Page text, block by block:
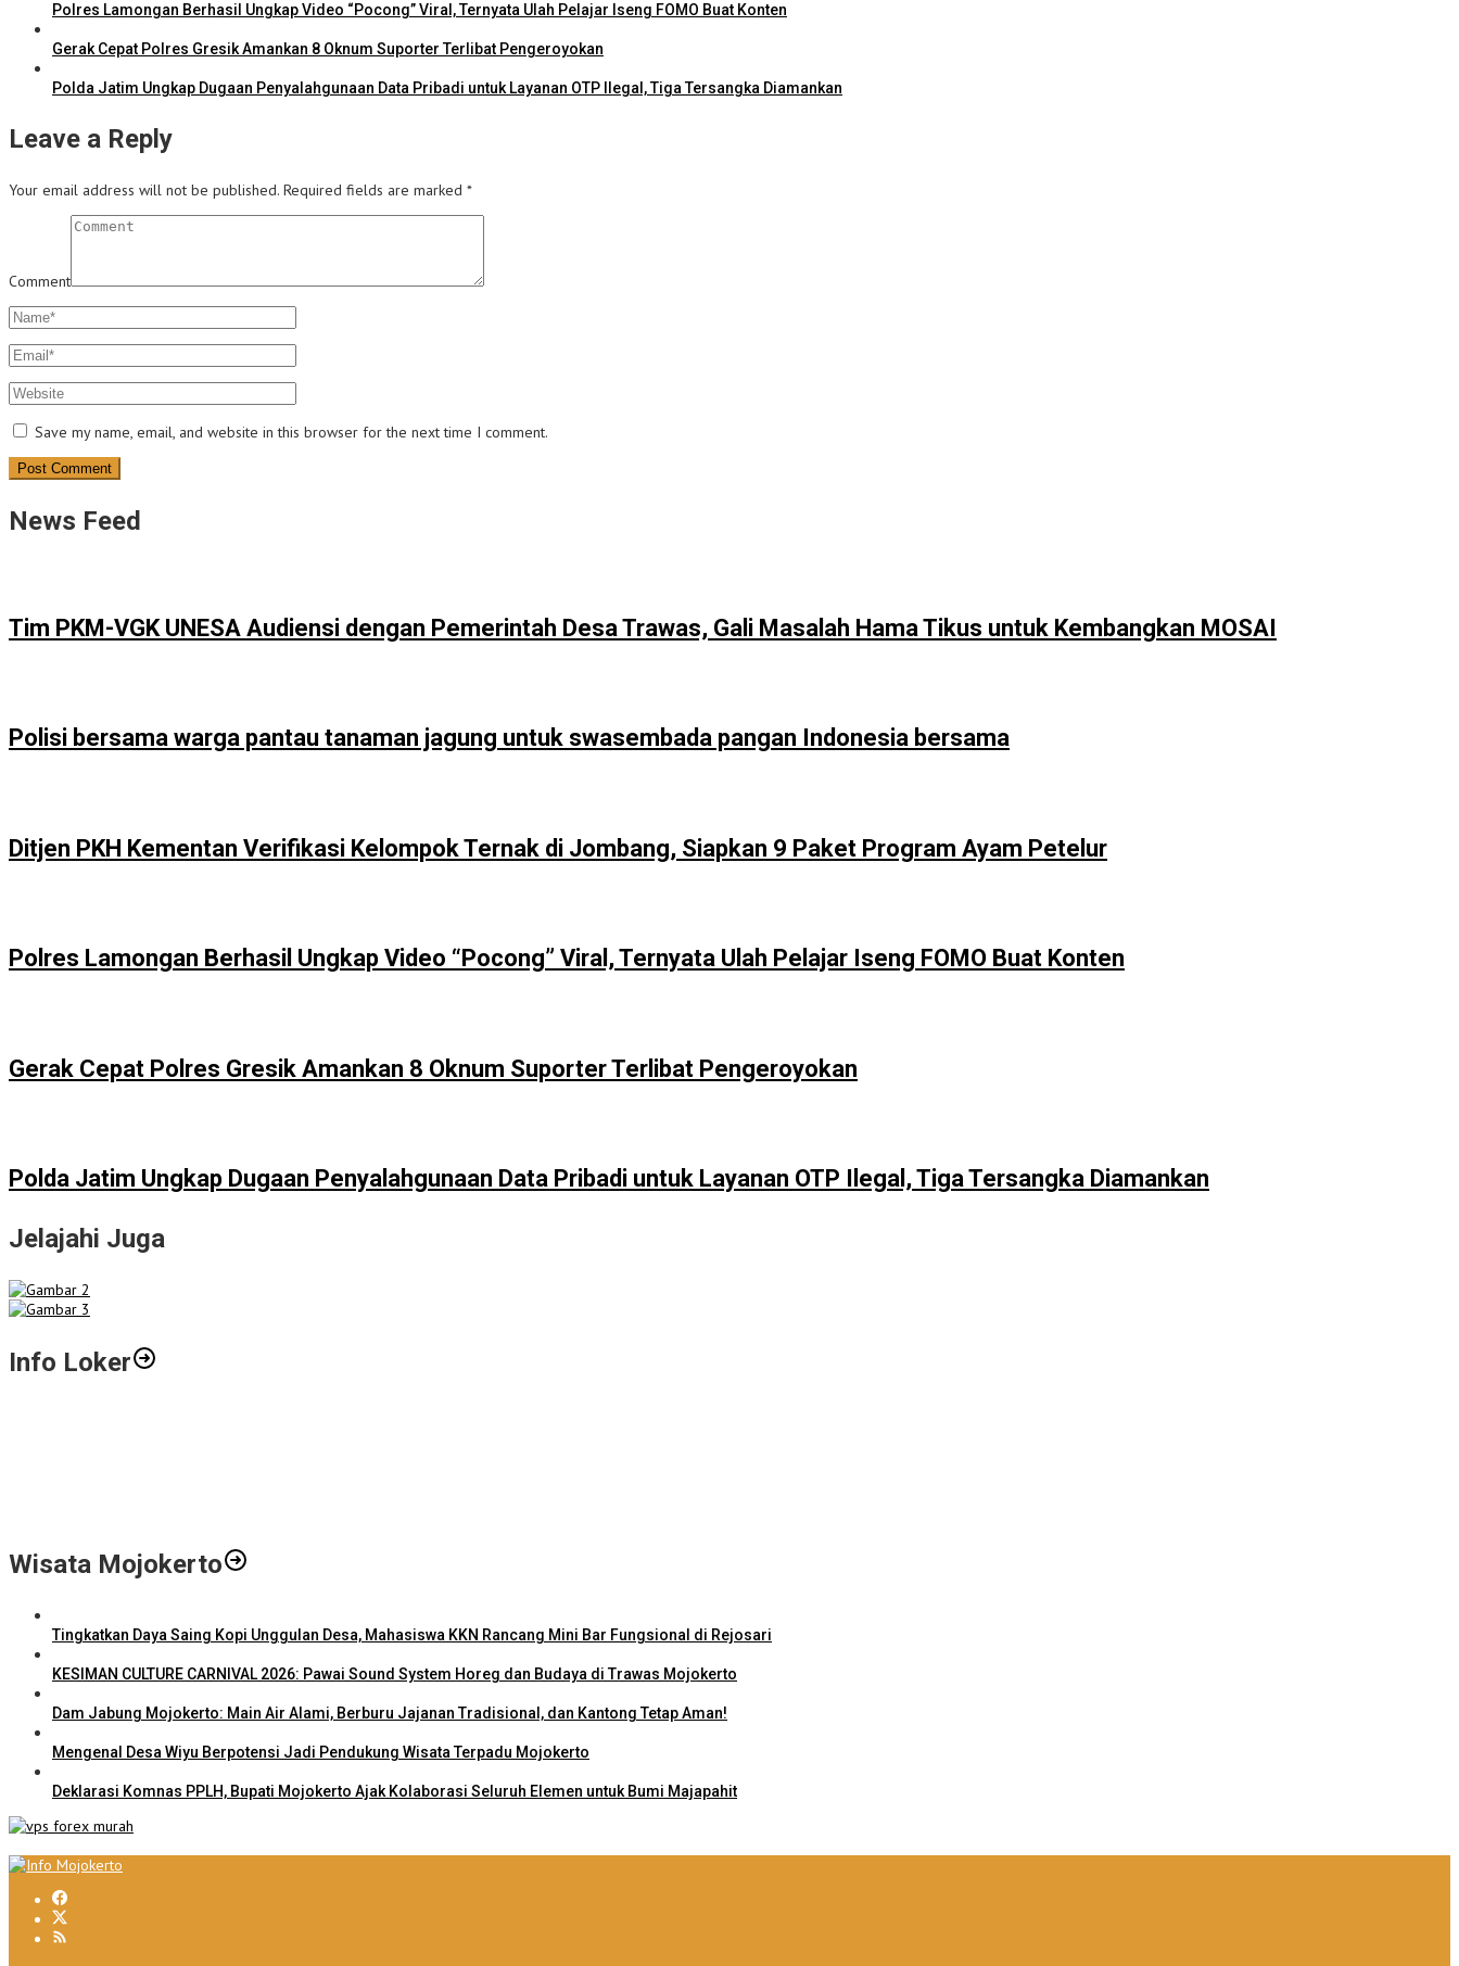
Polres Lamongan Berhasil Ungkap Video “Pocong” Viral, Ternyata Ulah Pelajar Iseng FOMO Buat Konten
Gerak Cepat Polres Gresik Amankan 8 Oknum Suporter Terlibat Pengeroyokan
Polda Jatim Ungkap Dugaan Penyalahgunaan Data Pribadi untuk Layanan OTP Ilegal, Tiga Tersangka Diamankan
Leave a Reply
Your email address will not be published. Required fields are marked *
Comment
Save my name, email, and website in this browser for the next time I comment.
News Feed
Tim PKM-VGK UNESA Audiensi dengan Pemerintah Desa Trawas, Gali Masalah Hama Tikus untuk Kembangkan MOSAI
Polisi bersama warga pantau tanaman jagung untuk swasembada pangan Indonesia bersama
Ditjen PKH Kementan Verifikasi Kelompok Ternak di Jombang, Siapkan 9 Paket Program Ayam Petelur
Polres Lamongan Berhasil Ungkap Video “Pocong” Viral, Ternyata Ulah Pelajar Iseng FOMO Buat Konten
Gerak Cepat Polres Gresik Amankan 8 Oknum Suporter Terlibat Pengeroyokan
Polda Jatim Ungkap Dugaan Penyalahgunaan Data Pribadi untuk Layanan OTP Ilegal, Tiga Tersangka Diamankan
Jelajahi Juga
Info Loker
Wisata Mojokerto
Tingkatkan Daya Saing Kopi Unggulan Desa, Mahasiswa KKN Rancang Mini Bar Fungsional di Rejosari
KESIMAN CULTURE CARNIVAL 2026: Pawai Sound System Horeg dan Budaya di Trawas Mojokerto
Dam Jabung Mojokerto: Main Air Alami, Berburu Jajanan Tradisional, dan Kantong Tetap Aman!
Mengenal Desa Wiyu Berpotensi Jadi Pendukung Wisata Terpadu Mojokerto
Deklarasi Komnas PPLH, Bupati Mojokerto Ajak Kolaborasi Seluruh Elemen untuk Bumi Majapahit